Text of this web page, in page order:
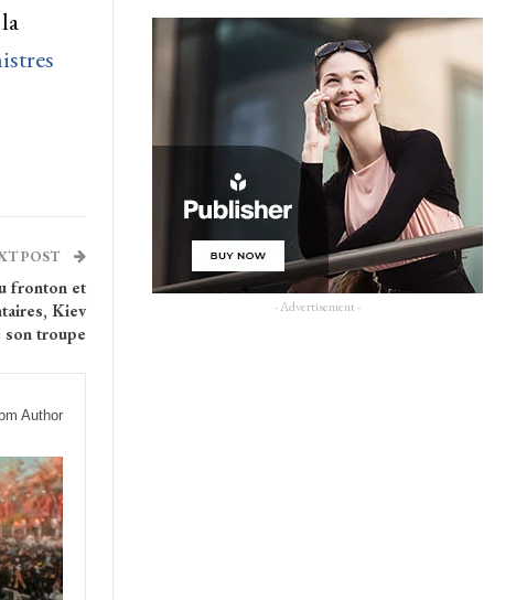
POST
fronton et
Kiev
troupe
Author
- Advertisement -